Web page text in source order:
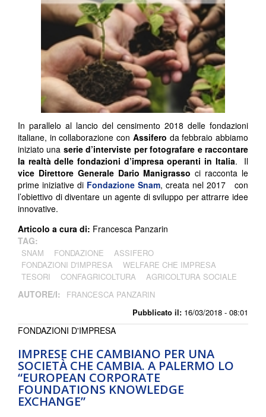
Pubblicato il: 16/03/2018 - 08:01
In parallelo al lancio del censimento 2018 delle fondazioni
italiane, in collaborazione con Assifero da febbraio abbiamo
iniziato una serie d’interviste per fotografare e raccontare
la realtà delle fondazioni d’impresa operanti in Italia. Il
vice Direttore Generale Dario Manigrasso ci racconta le
prime iniziative di Fondazione Snam, creata nel 2017 con
l’obiettivo di diventare un agente di sviluppo per attrarre idee
innovative.
Articolo a cura di: Francesca Panzarin
TAG:
SNAM FONDAZIONE
ASSIFERO
FONDAZIONI D'IMPRESA
WELFARE CHE IMPRESA
TESORI
CONFAGRICOLTURA AGRICOLTURA SOCIALE
AUTORE/I: FRANCESCA PANZARIN
IMPRESE CHE CAMBIANO PER UNA
SOCIETÀ CHE CAMBIA. A PALERMO LO
“EUROPEAN CORPORATE
FOUNDATIONS KNOWLEDGE
EXCHANGE”
FONDAZIONI D'IMPRESA